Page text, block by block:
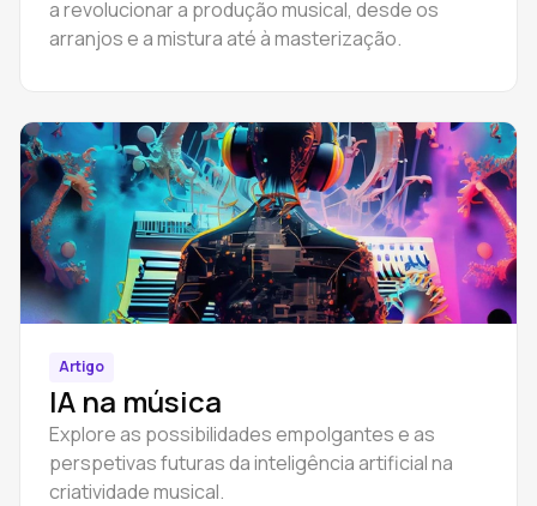
a revolucionar a produção musical, desde os
arranjos e a mistura até à masterização.
Artigo
IA na música
Explore as possibilidades empolgantes e as
perspetivas futuras da inteligência artificial na
criatividade musical.